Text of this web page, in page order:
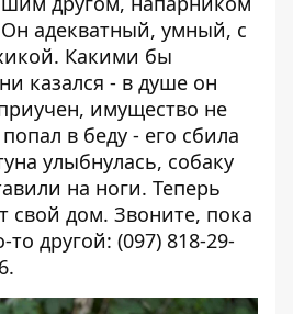
адекватный, умный, с
Какими бы
казался - в душе он
имущество не
в беду - его сбила
улыбнулась, собаку
на ноги. Теперь
дом. Звоните, пока
то другой: (097) 818-29-